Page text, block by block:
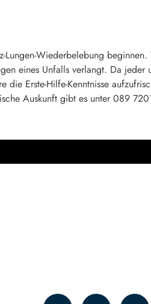
Lungen-Wiederbelebung
eines Unfalls verlangt. Da
die Erste-Hilfe-Kenntnisse
Auskunft gibt es unter 089